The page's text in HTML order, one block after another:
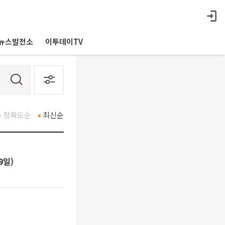
스발전소 이투데이TV
최신순
정확도순
일)